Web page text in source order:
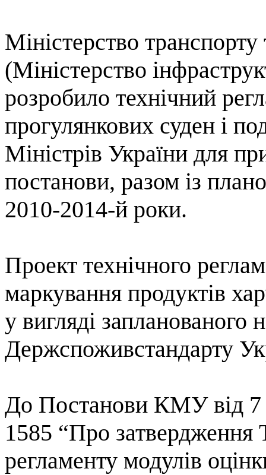
Міністерство
(Міністерство
розробило технічний
прогулянкових суден і
Міністрів України для
постанови, разом із
2010-2014-й роки.
Проект технічного
маркування продуктів
у вигляді запланованого
Держспоживстандарту
До Постанови КМУ від
1585 “Про затвердження
регламенту модулів